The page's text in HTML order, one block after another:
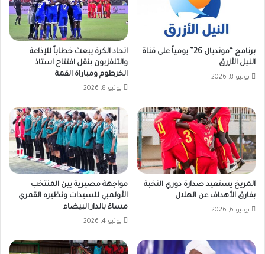
برنامج “مونديال 26” يومياً على قناة
النيل الأزرق
يونيو 8, 2026
اتحاد الكرة يبعث خطاباً للإذاعة
والتلفزيون بنقل افتتاح استاذ
الخرطوم ومباراة القمة
يونيو 8, 2026
المريخ يستعيد صدارة دوري النخبة
بفارق الأهداف عن الهلال
يونيو 6, 2026
مواجهة مصيرية بين المنتخب
الأولمبي للسيدات ونظيره القمري
مساءً بالدار البيضاء
يونيو 4, 2026